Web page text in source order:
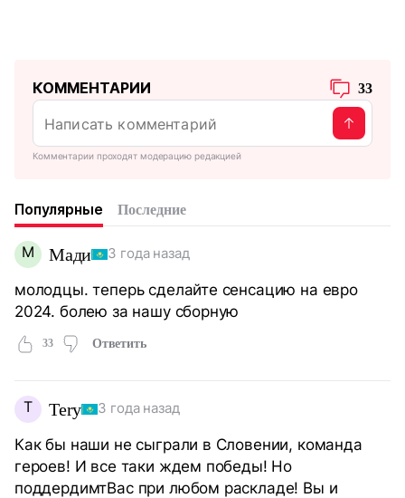
КОММЕНТАРИИ 33
Комментарии проходят модерацию редакцией
Популярные Последние
М Мади 3 года назад
молодцы. теперь сделайте сенсацию на евро
2024. болею за нашу сборную
33 Ответить
T Tery 3 года назад
Как бы наши не сыграли в Словении, команда
героев! И все таки ждем победы! Но
поддердимтВас при любом раскладе! Вы и